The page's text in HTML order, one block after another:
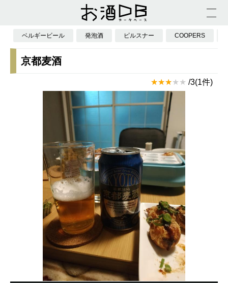
ベルギービール 発泡酒 ピルスナー COOPERS
京都麦酒
/3(1件)